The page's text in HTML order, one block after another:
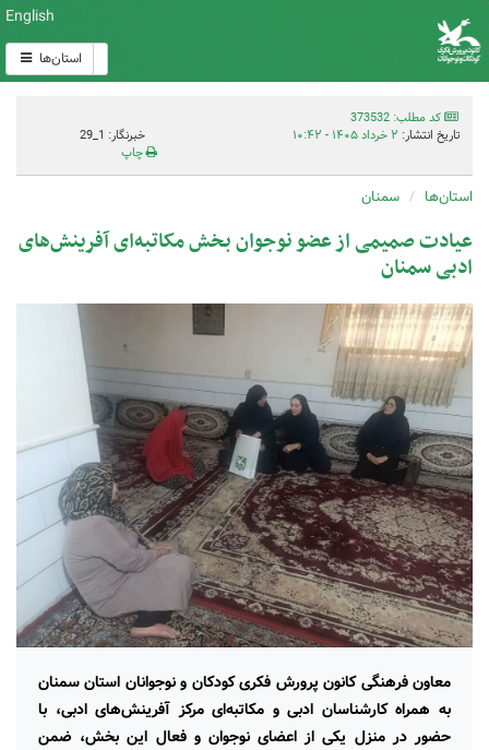
English
استان‌ها
کد مطلب: 373532
تاریخ انتشار: ۲ خرداد ۱۴۰۵ - ۱۰:۴۲
خبرنگار: 1_29
چاپ
استان‌ها سمنان
عیادت صمیمی از عضو نوجوان بخش مکاتبه‌ای آفرینش‌های
ادبی سمنان
معاون فرهنگی کانون پرورش فکری کودکان و نوجوانان استان سمنان
به همراه کارشناسان ادبی و مکاتبه‌ای مرکز آفرینش‌های ادبی، با
حضور در منزل یکی از اعضای نوجوان و فعال این بخش، ضمن